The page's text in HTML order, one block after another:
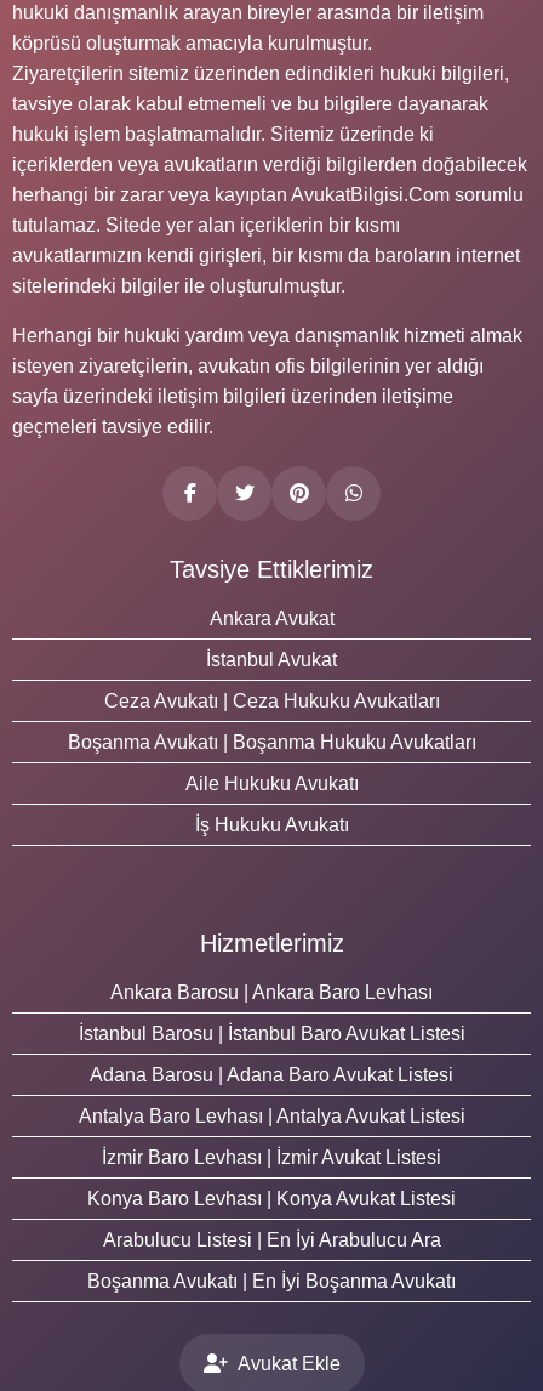
hukuki danışmanlık arayan bireyler arasında bir iletişim
köprüsü oluşturmak amacıyla kurulmuştur.
Ziyaretçilerin sitemiz üzerinden edindikleri hukuki bilgileri,
tavsiye olarak kabul etmemeli ve bu bilgilere dayanarak
hukuki işlem başlatmamalıdır. Sitemiz üzerinde ki
içeriklerden veya avukatların verdiği bilgilerden doğabilecek
herhangi bir zarar veya kayıptan AvukatBilgisi.Com sorumlu
tutulamaz. Sitede yer alan içeriklerin bir kısmı
avukatlarımızın kendi girişleri, bir kısmı da baroların internet
sitelerindeki bilgiler ile oluşturulmuştur.
Herhangi bir hukuki yardım veya danışmanlık hizmeti almak
isteyen ziyaretçilerin, avukatın ofis bilgilerinin yer aldığı
sayfa üzerindeki iletişim bilgileri üzerinden iletişime
geçmeleri tavsiye edilir.
Tavsiye Ettiklerimiz
Ankara Avukat
İstanbul Avukat
Ceza Avukatı | Ceza Hukuku Avukatları
Boşanma Avukatı | Boşanma Hukuku Avukatları
Aile Hukuku Avukatı
İş Hukuku Avukatı
Hizmetlerimiz
Ankara Barosu | Ankara Baro Levhası
İstanbul Barosu | İstanbul Baro Avukat Listesi
Adana Barosu | Adana Baro Avukat Listesi
Antalya Baro Levhası | Antalya Avukat Listesi
İzmir Baro Levhası | İzmir Avukat Listesi
Konya Baro Levhası | Konya Avukat Listesi
Arabulucu Listesi | En İyi Arabulucu Ara
Boşanma Avukatı | En İyi Boşanma Avukatı
Avukat Ekle